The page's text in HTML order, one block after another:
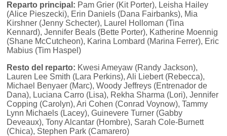
Reparto principal: Pam Grier (Kit Porter), Leisha Hailey
(Alice Pieszecki), Erin Daniels (Dana Fairbanks), Mia
Kirshner (Jenny Schecter), Laurel Holloman (Tina
Kennard), Jennifer Beals (Bette Porter), Katherine Moennig
(Shane McCutcheon), Karina Lombard (Marina Ferrer), Eric
Mabius (Tim Haspel)
Resto del reparto: Kwesi Ameyaw (Randy Jackson),
Lauren Lee Smith (Lara Perkins), Ali Liebert (Rebecca),
Michael Benyaer (Marc), Woody Jeffreys (Entrenador de
Dana), Luciana Carro (Lisa), Rekha Sharma (Lori), Jennifer
Copping (Carolyn), Ari Cohen (Conrad Voynow), Tammy
Lynn Michaels (Lacey), Guinevere Turner (Gabby
Deveaux), Tony Alcantar (Hombre), Sarah Cole-Burnett
(Chica), Stephen Park (Camarero)